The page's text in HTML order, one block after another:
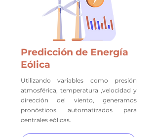
Predicción de Energía
Eólica
Utilizando variables como presión
atmosférica, temperatura ,velocidad y
dirección del viento, generamos
pronósticos automatizados para
centrales eólicas.